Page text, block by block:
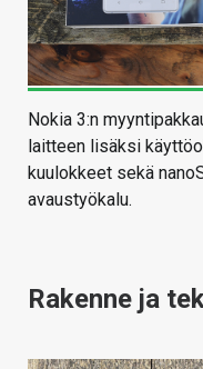
Nokia 3:n
laitteen lisäksi
kuulokkeet sekä
avaustyökalu.
Rakenne ja